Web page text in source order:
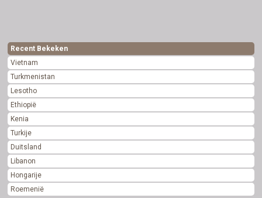
Recent Bekeken
Vietnam
Turkmenistan
Lesotho
Ethiopië
Kenia
Turkije
Duitsland
Libanon
Hongarije
Roemenië